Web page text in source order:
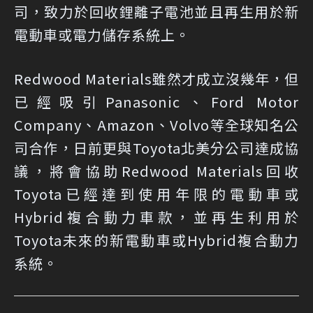
司，致力於回收鋰離子電池並且再生用於新
電動車或電力儲存系統上。
Redwood Materials雖然才成立沒幾年，但
已經吸引Panasonic、Ford Motor
Company、Amazon、Volvo等全球知名公
司合作，日前更與Toyota北美分公司達成協
議，將會協助Redwood Materials回收
Toyota已經達到使用年限的電動車或
Hybrid複合動力車款，並再生利用於
Toyota未來的新電動車或Hybrid複合動力
系統。